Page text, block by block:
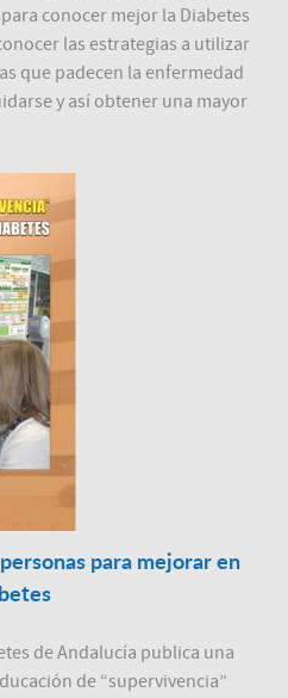
conocer mejor la Diabetes
las estrategias a utilizar
que padecen la enfermedad
y así obtener una mayor
para mejorar en
de Andalucía publica una
de “supervivencia”